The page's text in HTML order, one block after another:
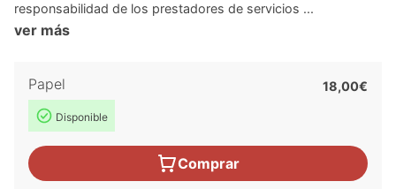
responsabilidad de los prestadores de servicios ...
ver más
Papel
Disponible
18,00€
Comprar